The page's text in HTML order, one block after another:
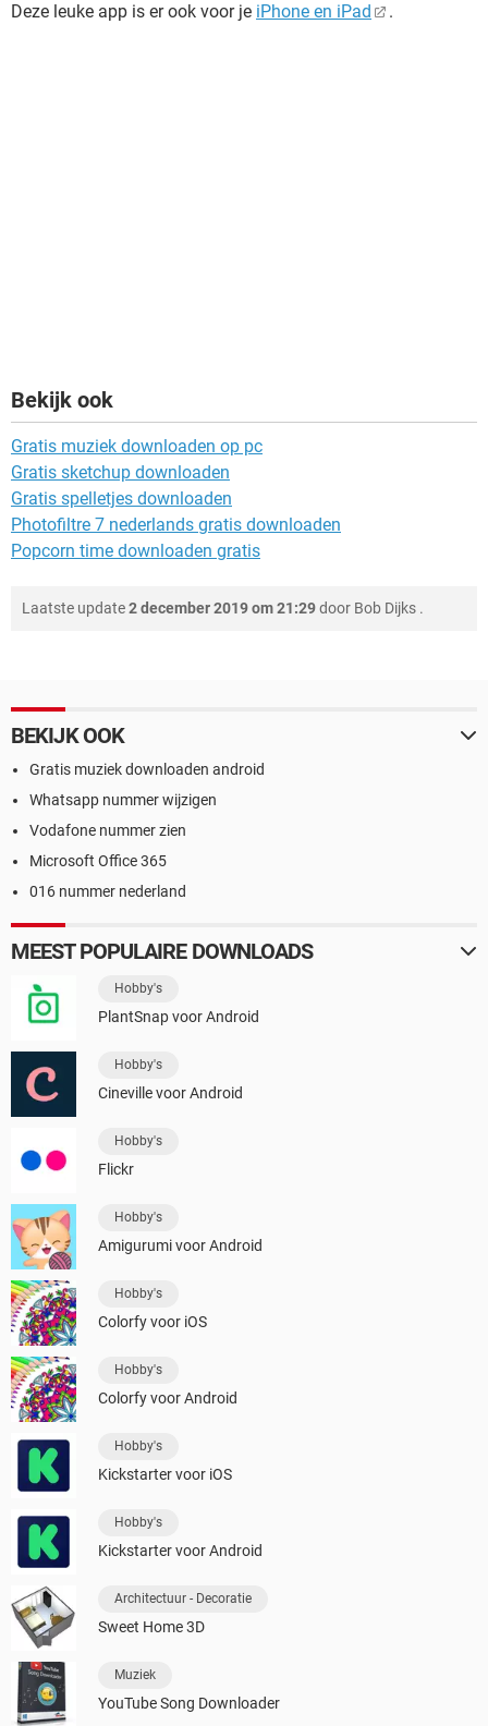
Deze leuke app is er ook voor je iPhone en iPad .
Bekijk ook
Gratis muziek downloaden op pc
Gratis sketchup downloaden
Gratis spelletjes downloaden
Photofiltre 7 nederlands gratis downloaden
Popcorn time downloaden gratis
Laatste update2 december 2019 om 21:29door Bob Dijks .
BEKIJK OOK
Gratis muziek downloaden android
Whatsapp nummer wijzigen
Vodafone nummer zien
Microsoft Office 365
016 nummer nederland
MEEST POPULAIRE DOWNLOADS
Hobby's
PlantSnap voor Android
Hobby's
Cineville voor Android
Hobby's
Flickr
Hobby's
Amigurumi voor Android
Hobby's
Colorfy voor iOS
Hobby's
Colorfy voor Android
Hobby's
Kickstarter voor iOS
Hobby's
Kickstarter voor Android
Architectuur - Decoratie
Sweet Home 3D
Muziek
YouTube Song Downloader